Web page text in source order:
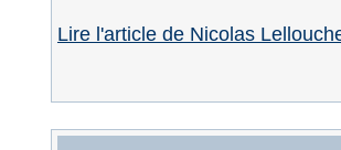
Lire l'article de Nicolas